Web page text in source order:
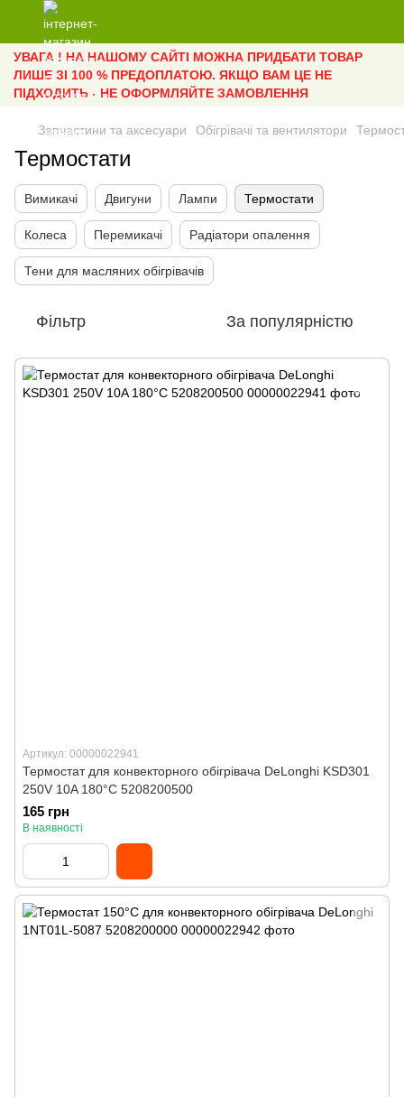
УВАГА ! НА НАШОМУ САЙТІ МОЖНА ПРИДБАТИ ТОВАР
ЛИШЕ ЗІ 100 % ПРЕДОПЛАТОЮ. ЯКЩО ВАМ ЦЕ НЕ
ПІДХОДИТЬ - НЕ ОФОРМЛЯЙТЕ ЗАМОВЛЕННЯ
Запчастини та аксесуари Обігрівачі та вентилятори
Термостати
Вимикачі Двигуни Лампи Термостати
Колеса Перемикачі Радіатори опалення
Тени для масляних обігрівачів
Фільтр За популярністю
Артикул: 00000022941
Термостат для конвекторного обігрівача DeLonghi KSD301
250V 10A 180°C 5208200500
165 грн
В наявності